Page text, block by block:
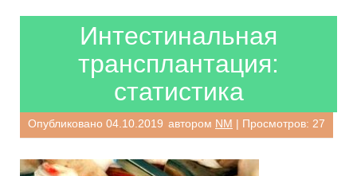
Интестинальная
трансплантация:
статистика
Опубликовано 04.10.2019 автором NM | Просмотров: 27